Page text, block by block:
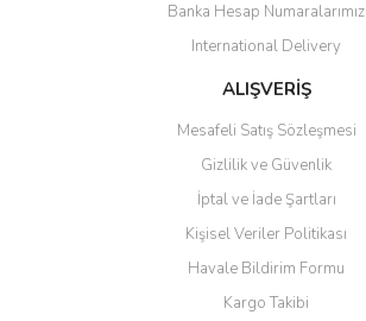
Banka Hesap Numaralarımız
International Delivery
ALIŞVERİŞ
Mesafeli Satış Sözleşmesi
Gizlilik ve Güvenlik
İptal ve İade Şartları
Kişisel Veriler Politikası
Havale Bildirim Formu
Kargo Takibi